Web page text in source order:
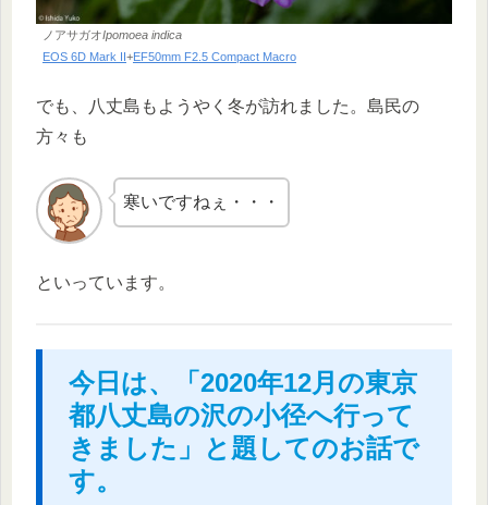
ノアサガオIpomoea indica
EOS 6D Mark II+EF50mm F2.5 Compact Macro
でも、八丈島もようやく冬が訪れました。島民の
方々も
寒いですねぇ・・・
といっています。
今日は、「2020年12月の東京
都八丈島の沢の小径へ行って
きました」と題してのお話で
す。